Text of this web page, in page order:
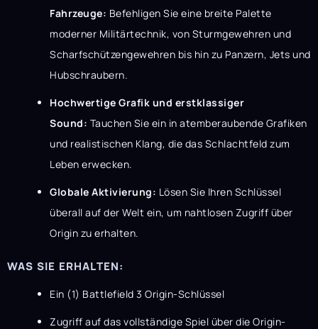
Fahrzeuge: Befehligen Sie eine breite Palette
moderner Militärtechnik, von Sturmgewehren und
Scharfschützengewehren bis hin zu Panzern, Jets und
Hubschraubern.
Hochwertige Grafik und erstklassiger
Sound: Tauchen Sie ein in atemberaubende Grafiken
und realistischen Klang, die das Schlachtfeld zum
Leben erwecken.
Globale Aktivierung: Lösen Sie Ihren Schlüssel
überall auf der Welt ein, um nahtlosen Zugriff über
Origin zu erhalten.
WAS SIE ERHALTEN:
Ein (1) Battlefield 3 Origin-Schlüssel
Zugriff auf das vollständige Spiel über die Origin-